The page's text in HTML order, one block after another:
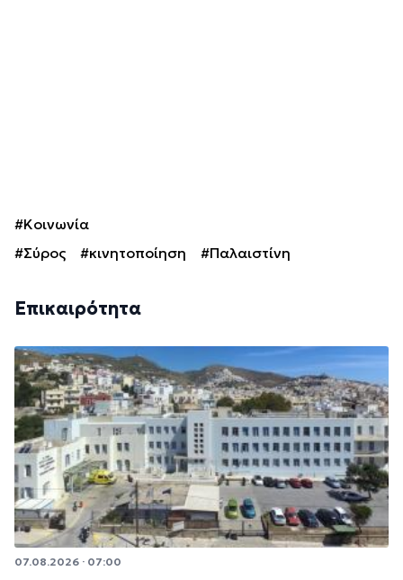
#Κοινωνία
#Σύρος
#κινητοποίηση #Παλαιστίνη
Επικαιρότητα
07.08.2026 · 07:00